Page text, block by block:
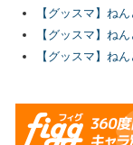
【グッスマ】ね
【グッスマ】ね
【グッスマ】ね